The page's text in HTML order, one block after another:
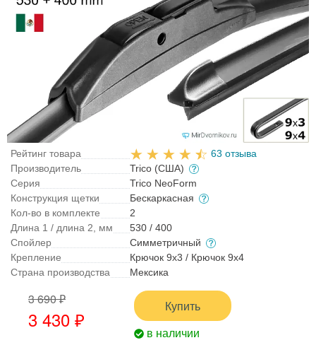
Рейтинг товара
63 отзыва
Производитель
Trico (США)
Серия
Trico NeoForm
Конструкция щетки
Бескаркасная
Кол-во в комплекте
2
Длина 1 / длина 2, мм
530 / 400
Спойлер
Симметричный
Крепление
Крючок 9x3 / Крючок 9x4
Страна производства
Мексика
3 690 ₽
3 430 ₽
Купить
в наличии